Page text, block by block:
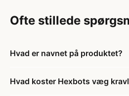
Ofte stillede
Hvad er navnet på produktet?
Hvad koster Hexbots væg